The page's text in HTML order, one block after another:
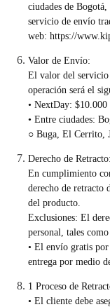
ciudades de
servicio de envío
web: https://
Valor de Envío:
El valor del servicio
operación será el
• NextDay: $10.000
• Entre ciudades:
○ Buga, El Cerrito,
Derecho de Retracto:
En cumplimiento
derecho de retracto
del producto.
Exclusiones: El
personal, tales
• El envío gratis
entrega por medio
1 Proceso de
• El cliente debe